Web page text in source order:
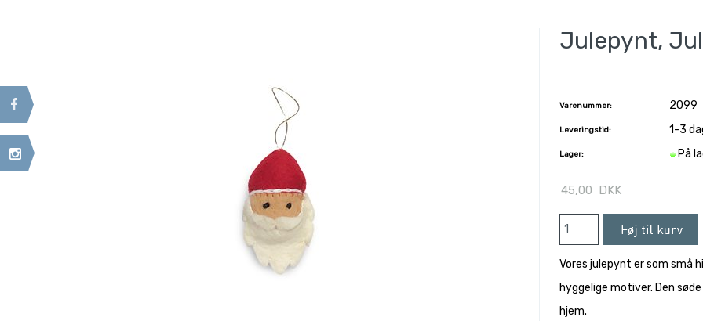
Julepynt,
Varenummer: 2099
Leveringstid: 1-3
Lager: På
45,00 DKK
Vores julepynt er som
hyggelige motiver. Den
hjem.